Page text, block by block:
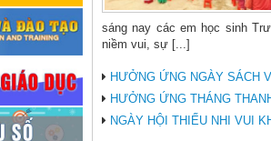
sáng nay các em học sinh
niềm vui, sự [...]
HƯỞNG ỨNG NGÀY SÁCH
HƯỞNG ỨNG THÁNG
NGÀY HỘI THIẾU NHI VUI